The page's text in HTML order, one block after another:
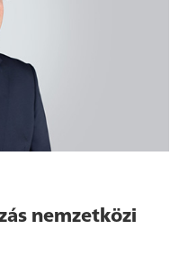
nemzetközi